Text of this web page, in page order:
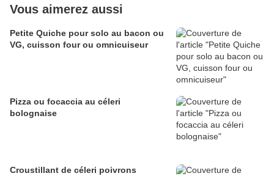
Vous aimerez aussi
Petite Quiche pour solo au bacon ou
VG, cuisson four ou omnicuiseur
Pizza ou focaccia au céleri
bolognaise
Croustillant de céleri poivrons